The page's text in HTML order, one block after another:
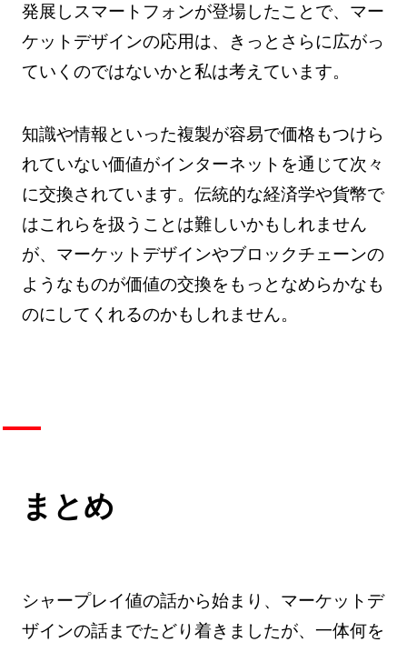
発展しスマートフォンが登場したことで、マー
ケットデザインの応用は、きっとさらに広がっ
ていくのではないかと私は考えています。
知識や情報といった複製が容易で価格もつけら
れていない価値がインターネットを通じて次々
に交換されています。伝統的な経済学や貨幣で
はこれらを扱うことは難しいかもしれません
が、マーケットデザインやブロックチェーンの
ようなものが価値の交換をもっとなめらかなも
のにしてくれるのかもしれません。
まとめ
シャープレイ値の話から始まり、マーケットデ
ザインの話までたどり着きましたが、一体何を